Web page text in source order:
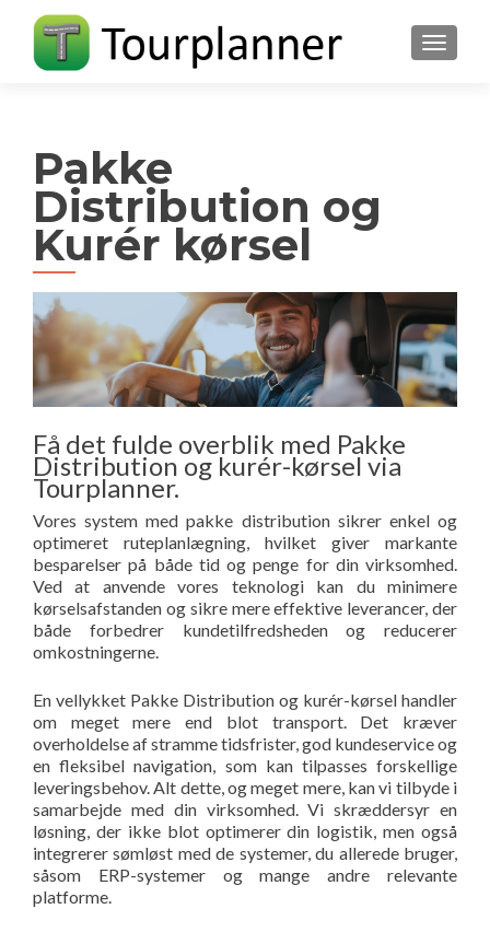
FLIP
Pakke
Distribution og
Kurér kørsel
Få det fulde overblik med Pakke
Distribution og kurér-kørsel via
Tourplanner.
Vores system med pakke distribution sikrer enkel og
optimeret ruteplanlægning, hvilket giver markante
besparelser på både tid og penge for din virksomhed.
Ved at anvende vores teknologi kan du minimere
kørselsafstanden og sikre mere effektive leverancer, der
både forbedrer kundetilfredsheden og reducerer
omkostningerne.
En vellykket Pakke Distribution og kurér-kørsel handler
om meget mere end blot transport. Det kræver
overholdelse af stramme tidsfrister, god kundeservice og
en fleksibel navigation, som kan tilpasses forskellige
leveringsbehov. Alt dette, og meget mere, kan vi tilbyde i
samarbejde med din virksomhed. Vi skræddersyr en
løsning, der ikke blot optimerer din logistik, men også
integrerer sømløst med de systemer, du allerede bruger,
såsom ERP-systemer og mange andre relevante
platforme.